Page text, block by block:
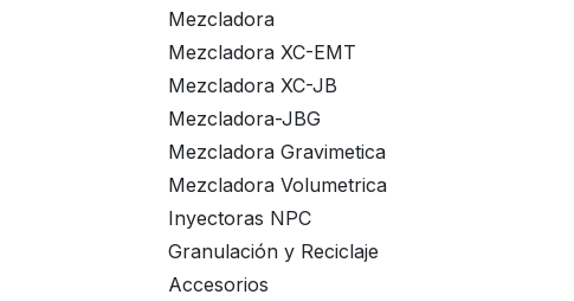
Mezcladora
Mezcladora XC-EMT
Mezcladora XC-JB
Mezcladora-JBG
Mezcladora Gravimetica
Mezcladora Volumetrica
Inyectoras NPC
Granulación y Reciclaje
Accesorios